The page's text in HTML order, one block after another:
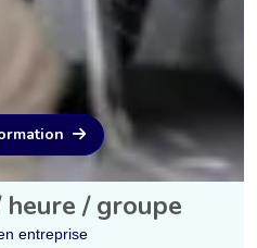
/ groupe
entreprise